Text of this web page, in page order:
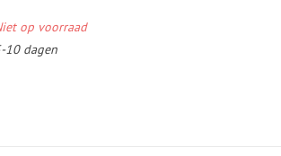
op voorraad
10 dagen